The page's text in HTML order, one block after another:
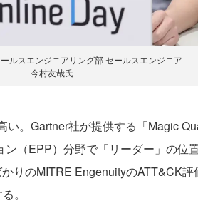
ルスエンジニアリング部 セールスエンジニア
今村友哉氏
。Gartner社が提供する「Magic
（EPP）分野で「リーダー」の位
りのMITRE EngenuityのATT&CK評
。